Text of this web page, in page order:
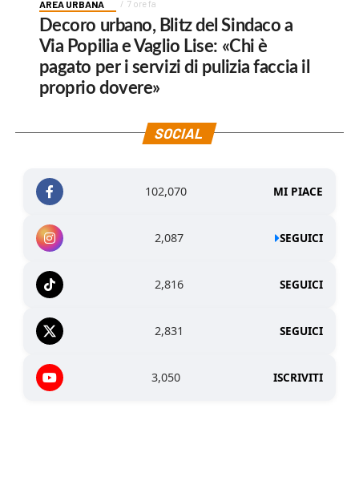
AREA URBANA 7 ore fa
Decoro urbano, Blitz del Sindaco a
Via Popilia e Vaglio Lise: «Chi è
pagato per i servizi di pulizia faccia il
proprio dovere»
SOCIAL
102,070 MI PIACE
2,087 SEGUICI
2,816 SEGUICI
2,831 SEGUICI
3,050 ISCRIVITI